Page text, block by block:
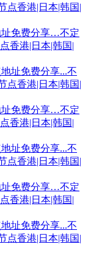
址免费分享…不定
香港|日本|韩国|
址免费分享…不定
香港|日本|韩国|
址免费分享…不定
香港|日本|韩国|